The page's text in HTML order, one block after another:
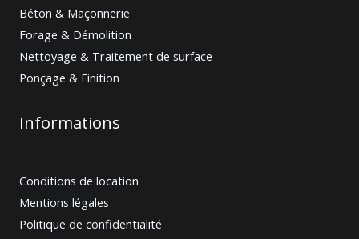
Béton & Maçonnerie
Forage & Démolition
Nettoyage & Traitement de surface
Ponçage & Finition
Informations
Conditions de location
Mentions légales
Politique de confidentialité